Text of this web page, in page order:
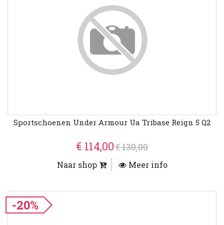
Sportschoenen Under Armour Ua Tribase Reign 5 Q2
€ 114,00€ 130,00
Naar shop Meer info
-20%